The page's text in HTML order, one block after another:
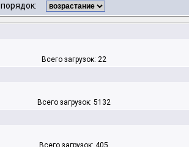
порядок:
Всего загрузок: 22
Всего загрузок: 5132
Всего загрузок: 405